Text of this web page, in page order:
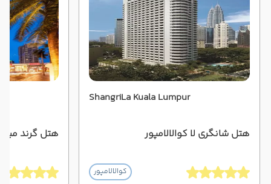
ShangriLa Kuala Lumpur
هتل شانگری لا کوالالامپور
کوالالامپور
هتل گرند